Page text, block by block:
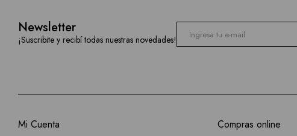
Newsletter
¡Suscribite y recibí todas nuestras novedades!
Mi Cuenta Compras online